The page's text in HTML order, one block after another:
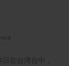
在台湾台中，